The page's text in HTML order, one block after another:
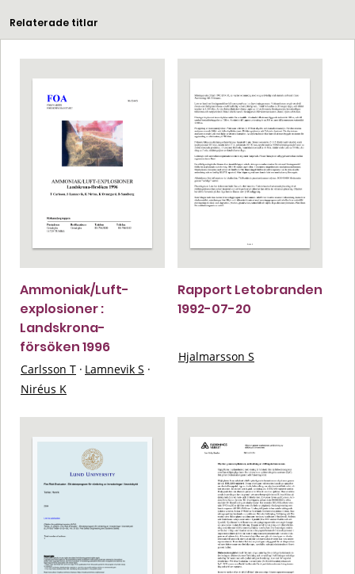
Relaterade titlar
Ammoniak/Luft-
explosioner :
Landskrona-
försöken 1996
Carlsson T · Lamnevik S ·
Niréus K
Rapport Letobranden
1992-07-20
Hjalmarsson S